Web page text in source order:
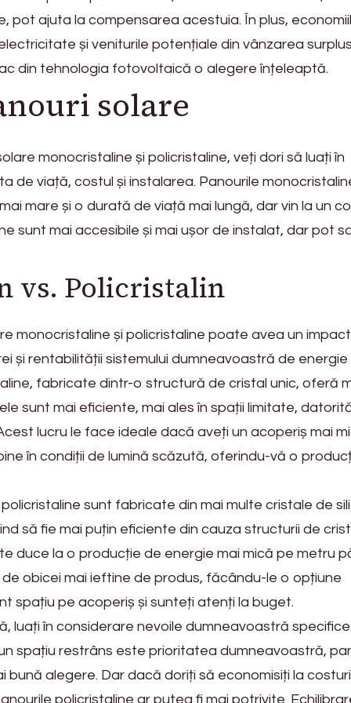
pot ajuta la compensarea acestuia. În plus,
și veniturile potențiale din vânzarea
din tehnologia fotovoltaică o alegere înțeleaptă.
solare
monocristaline și policristaline, veți dori să luați în
de viață, costul și instalarea. Panourile
mare și o durată de viață mai lungă, dar vin la un
sunt mai accesibile și mai ușor de instalat, dar pot
vs. Policristalin
monocristaline și policristaline poate avea un impact
și rentabilității sistemului dumneavoastră de energie
fabricate dintr-o structură de cristal unic, oferă
sunt mai eficiente, mai ales în spații limitate,
lucru le face ideale dacă aveți un acoperiș mai
în condiții de lumină scăzută, oferindu-vă o
sunt fabricate din mai multe cristale de
să fie mai puțin eficiente din cauza structurii de
duce la o producție de energie mai mică pe metru
obicei mai ieftine de produs, făcându-le o opțiune
spațiu pe acoperiș și sunteți atenți la buget.
luați în considerare nevoile dumneavoastră
spațiu restrâns este prioritatea dumneavoastră,
bună alegere. Dar dacă doriți să economisiți la
policristaline ar putea fi mai potrivite.